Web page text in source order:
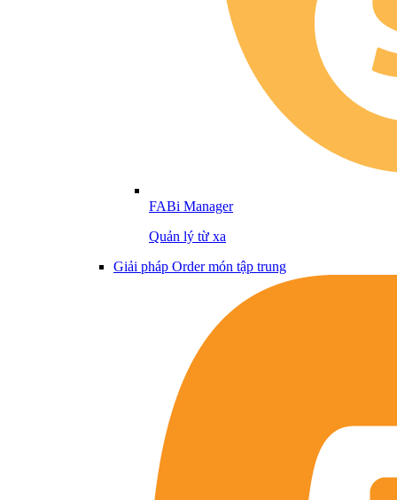
FABi Manager
Quản lý từ xa
Giải pháp Order món tập trung